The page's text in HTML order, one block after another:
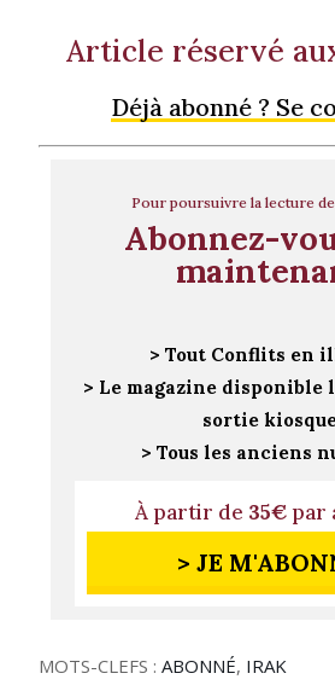
Article réservé
Déjà abonné ? Se
Pour poursuivre la lecture
Abonnez-
> Tout Conflits en
> Le magazine disponible
sortie
> Tous les anciens
À partir de 35€par
> JE
MOTS-CLEFS :ABONNÉ, IRAK